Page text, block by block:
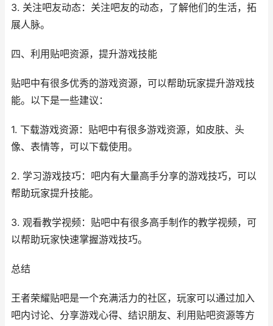
3. 关注吧友动态：关注吧友的动态，了解他们的生活，拓
展人脉。
四、利用贴吧资源，提升游戏技能
贴吧中有很多优秀的游戏资源，可以帮助玩家提升游戏技
能。以下是一些建议：
1. 下载游戏资源：贴吧中有很多游戏资源，如皮肤、头
像、表情等，可以下载使用。
2. 学习游戏技巧：吧内有大量高手分享的游戏技巧，可以
帮助玩家提升技能。
3. 观看教学视频：贴吧中有很多高手制作的教学视频，可
以帮助玩家快速掌握游戏技巧。
总结
王者荣耀贴吧是一个充满活力的社区，玩家可以通过加入
吧内讨论、分享游戏心得、结识朋友、利用贴吧资源等方